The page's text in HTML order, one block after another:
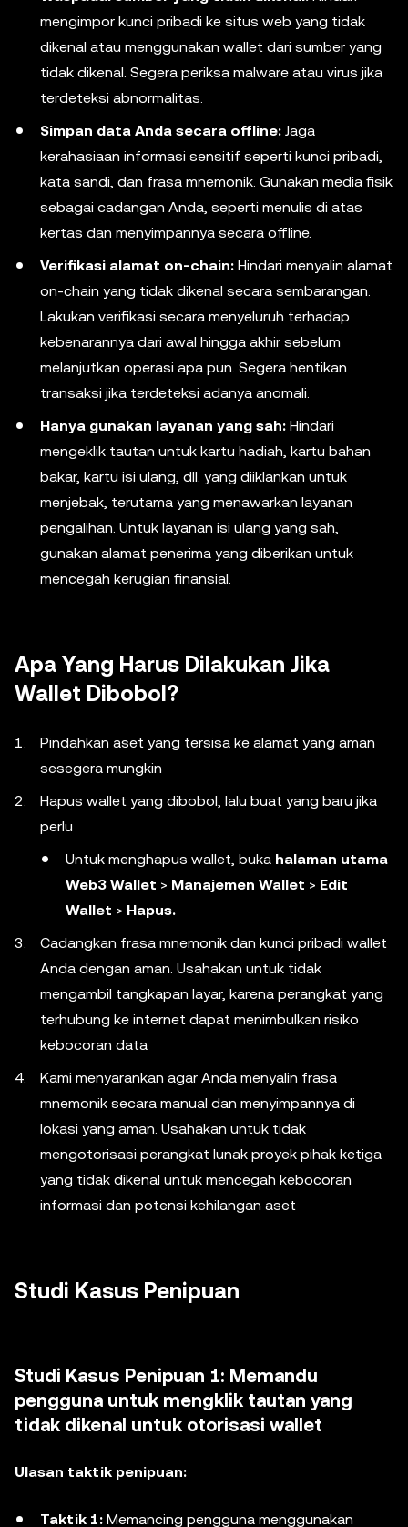
mengimpor kunci pribadi ke situs web yang tidak
dikenal atau menggunakan wallet dari sumber yang
tidak dikenal. Segera periksa malware atau virus jika
terdeteksi abnormalitas.
Simpan data Anda secara offline: Jaga
kerahasiaan informasi sensitif seperti kunci pribadi,
kata sandi, dan frasa mnemonik. Gunakan media fisik
sebagai cadangan Anda, seperti menulis di atas
kertas dan menyimpannya secara offline.
Verifikasi alamat on-chain: Hindari menyalin alamat
on-chain yang tidak dikenal secara sembarangan.
Lakukan verifikasi secara menyeluruh terhadap
kebenarannya dari awal hingga akhir sebelum
melanjutkan operasi apa pun. Segera hentikan
transaksi jika terdeteksi adanya anomali.
Hanya gunakan layanan yang sah: Hindari
mengeklik tautan untuk kartu hadiah, kartu bahan
bakar, kartu isi ulang, dll. yang diiklankan untuk
menjebak, terutama yang menawarkan layanan
pengalihan. Untuk layanan isi ulang yang sah,
gunakan alamat penerima yang diberikan untuk
mencegah kerugian finansial.
Apa Yang Harus Dilakukan Jika
Wallet Dibobol?
Pindahkan aset yang tersisa ke alamat yang aman
sesegera mungkin
Hapus wallet yang dibobol, lalu buat yang baru jika
perlu
Untuk menghapus wallet, buka halaman utama
Web3 Wallet > Manajemen Wallet > Edit
Wallet > Hapus.
Cadangkan frasa mnemonik dan kunci pribadi wallet
Anda dengan aman. Usahakan untuk tidak
mengambil tangkapan layar, karena perangkat yang
terhubung ke internet dapat menimbulkan risiko
kebocoran data
Kami menyarankan agar Anda menyalin frasa
mnemonik secara manual dan menyimpannya di
lokasi yang aman. Usahakan untuk tidak
mengotorisasi perangkat lunak proyek pihak ketiga
yang tidak dikenal untuk mencegah kebocoran
informasi dan potensi kehilangan aset
Studi Kasus Penipuan
Studi Kasus Penipuan 1: Memandu
pengguna untuk mengklik tautan yang
tidak dikenal untuk otorisasi wallet
Ulasan taktik penipuan:
Taktik 1: Memancing pengguna menggunakan